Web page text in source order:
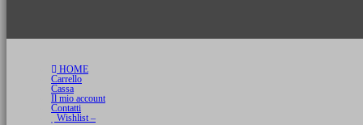
HOME
Carrello
Cassa
Il mio account
Contatti
Wishlist –